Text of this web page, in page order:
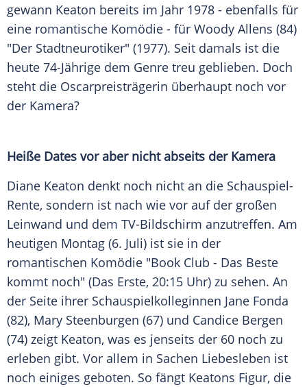
gewann Keaton bereits im Jahr 1978 - ebenfalls für
eine romantische Komödie - für Woody Allens (84)
"Der Stadtneurotiker" (1977). Seit damals ist die
heute 74-Jährige dem Genre treu geblieben. Doch
steht die Oscarpreisträgerin überhaupt noch vor
der Kamera?
Heiße Dates vor aber nicht abseits der Kamera
Diane Keaton denkt noch nicht an die Schauspiel-
Rente, sondern ist nach wie vor auf der großen
Leinwand und dem TV-Bildschirm anzutreffen. Am
heutigen Montag (6. Juli) ist sie in der
romantischen Komödie "Book Club - Das Beste
kommt noch" (Das Erste, 20:15 Uhr) zu sehen. An
der Seite ihrer Schauspielkolleginnen Jane Fonda
(82), Mary Steenburgen (67) und Candice Bergen
(74) zeigt Keaton, was es jenseits der 60 noch zu
erleben gibt. Vor allem in Sachen Liebesleben ist
noch einiges geboten. So fängt Keatons Figur, die